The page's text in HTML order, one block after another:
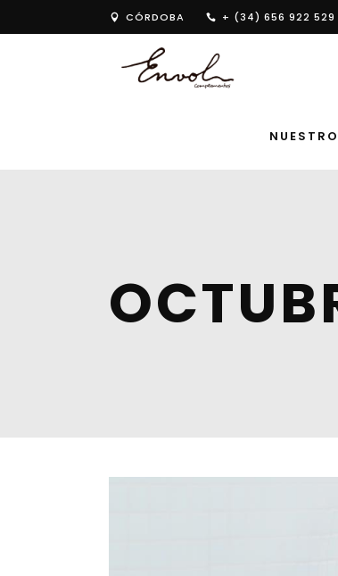
CÓRDOBA + (34) 656 922 529